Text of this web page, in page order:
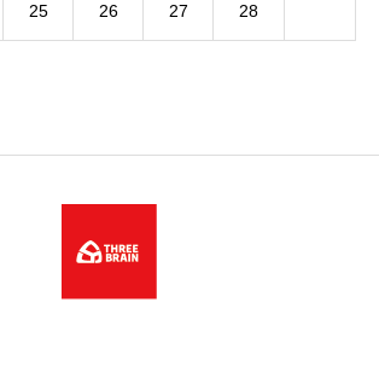
25 26 27 28